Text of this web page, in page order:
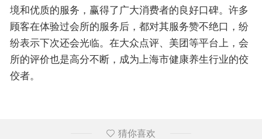
境和优质的服务，赢得了广大消费者的良好口碑。许多
顾客在体验过会所的服务后，都对其服务赞不绝口，纷
纷表示下次还会光临。在大众点评、美团等平台上，会
所的评价也是高分不断，成为上海市健康养生行业的佼
佼者。
猜你喜欢